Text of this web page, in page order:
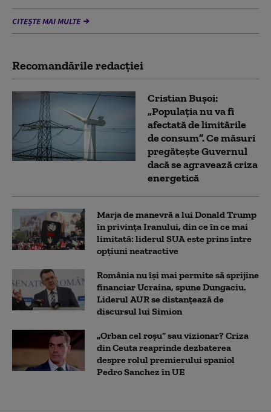
CITEȘTE MAI MULTE
Recomandările redacţiei
Cristian Bușoi:
„Populația nu va fi
afectată de limitările
de consum”. Ce măsuri
pregătește Guvernul
dacă se agravează criza
energetică
Marja de manevră a lui Donald Trump
în privința Iranului, din ce în ce mai
limitată: liderul SUA este prins între
opțiuni neatractive
România nu își mai permite să sprijine
financiar Ucraina, spune Dungaciu.
Liderul AUR se distanțează de
discursul lui Simion
„Orban cel roșu” sau vizionar? Criza
din Ceuta reaprinde dezbaterea
despre rolul premierului spaniol
Pedro Sanchez în UE